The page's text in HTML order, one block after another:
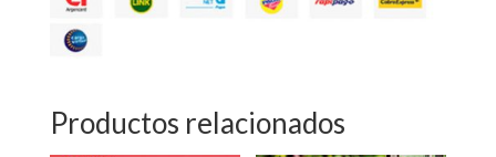
Productos relacionados